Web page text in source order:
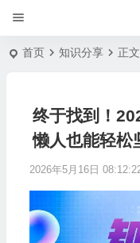
首页 知识分享 正文
终于找到！
懒人也能轻松
2026年5月16日